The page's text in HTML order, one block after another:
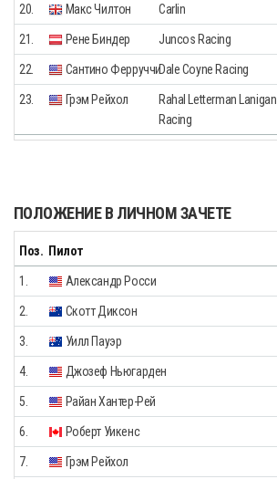
20. Макс Чилтон Carlin
21. Рене Биндер Juncos Racing
22. Сантино ФерруччиDale Coyne Racing
23. Грэм Рейхол
Rahal Letterman Lanigan
Racing
ПОЛОЖЕНИЕ В ЛИЧНОМ ЗАЧЕТЕ
Поз. Пилот
1. Александр Росси
2. Скотт Диксон
3. Уилл Пауэр
4. Джозеф Ньюгарден
5. Райан Хантер-Рей
6. Роберт Уикенс
7. Грэм Рейхол